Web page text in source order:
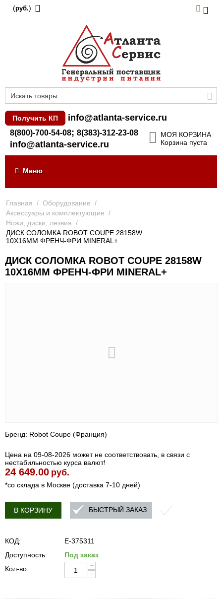
(руб.)
Получить КП info@atlanta-service.ru
8(800)-700-54-08; 8(383)-312-23-08
info@atlanta-service.ru
МОЯ КОРЗИНА
Корзина пуста
Меню
Главная / Оборудование /
Аксессуары и комплектующие /
Ножи, диски, лезвия /
ДИСК СОЛОМКА ROBOT COUPE 28158W
10Х16ММ ФРЕНЧ-ФРИ MINERAL+
ДИСК СОЛОМКА ROBOT COUPE 28158W
10Х16ММ ФРЕНЧ-ФРИ MINERAL+
Бренд: Robot Coupe (Франция)
Цена на 09-08-2026 может не соответствовать, в связи с
нестабильностью курса валют!
24 649.00 руб.
*со склада в Москве (доставка 7-10 дней)
В КОРЗИНУ БЫСТРЫЙ ЗАКАЗ
КОД:
E-375311
Доступность:
Под заказ
Кол-во:
+
−